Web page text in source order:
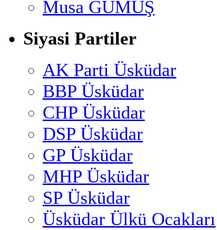
Musa GÜMUŞ
Siyasi Partiler
AK Parti Üsküdar
BBP Üsküdar
CHP Üsküdar
DSP Üsküdar
GP Üsküdar
MHP Üsküdar
SP Üsküdar
Üsküdar Ülkü Ocakları